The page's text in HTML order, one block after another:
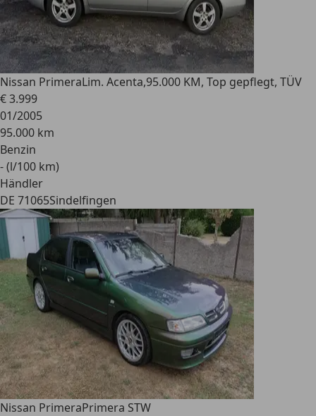
Nissan PrimeraLim. Acenta,95.000 KM, Top gepflegt, TÜV
€ 3.999
01/2005
95.000 km
Benzin
- (l/100 km)
Händler
DE 71065Sindelfingen
Nissan PrimeraPrimera STW